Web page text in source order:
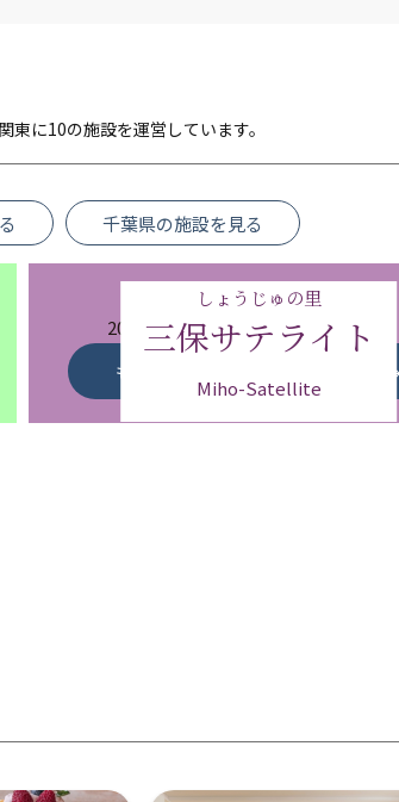
に10の施設を運営しています。
千葉県の施設を見る
2021年に開設されたばかりの
アットホームでスタイリッシュな特養
もっと詳しく見る
しょうじゅの里
三保サテライト
Miho-Satellite